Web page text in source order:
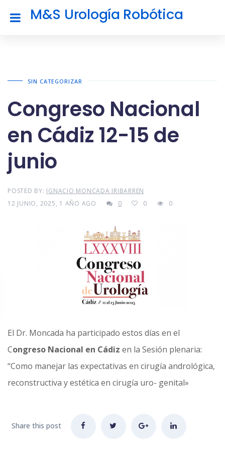
M&S Urología Robótica
SIN CATEGORIZAR
Congreso Nacional
en Cádiz 12-15 de
junio
POSTED BY: IGNACIO MONCADA IRIBARREN
12 JUNIO, 2025, 1 AÑO AGO
0 0 0
El Dr. Moncada ha participado estos días en el
Congreso Nacional en Cádiz en la Sesión plenaria:
“Como manejar las expectativas en cirugía andrológica,
reconstructiva y estética en cirugía uro- genital»
Share this post